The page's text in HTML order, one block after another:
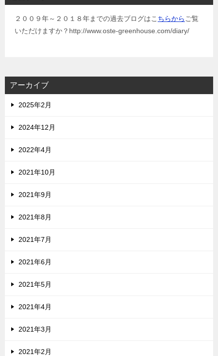
２００９年～２０１８年までの過去ブログはこ ちらから ご覧
いただけますか？http://www.oste-greenhouse.com/diary/
アーカイブ
2025年2月
2024年12月
2022年4月
2021年10月
2021年9月
2021年8月
2021年7月
2021年6月
2021年5月
2021年4月
2021年3月
2021年2月